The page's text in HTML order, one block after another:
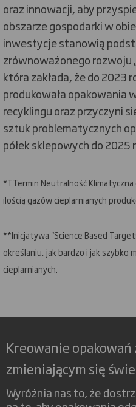
oraz innowacji, aby
obszarze gospodarki w
inwestycje stanowią
zrównoważonego rozwoju
która zakłada, że do 2023
produkowała opakowania
recyklingu oraz przyczyni
sztuk problematycznych
półek sklepowych do 2025
*TTermin Neutralność
ilością gazów cieplarnianych
**Inicjatywa "Science Based
określaniu, jak bardzo i jak szybko
cieplarnianych.
Kreowanie opakowań
zmieniającym się
Wyróżnia nas to, że